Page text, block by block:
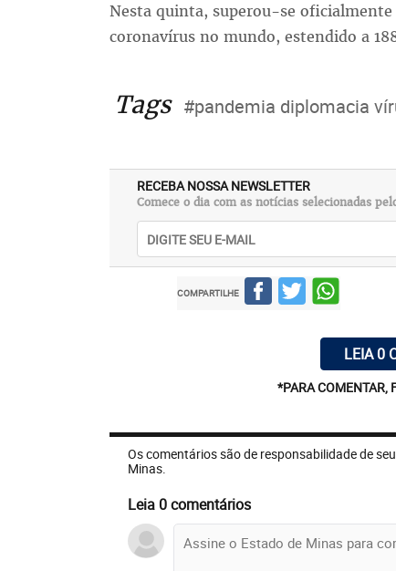
Nesta quinta, superou-se
coronavírus no mundo, estendido a
Tags #pandemia diplomacia
RECEBA NOSSA NEWSLETTER
Comece o dia com as notícias selecionadas
COMPARTILHE
LEIA 0
*PARA COMENTAR,
Os comentários são de responsabilidade de
Minas.
Leia 0 comentários